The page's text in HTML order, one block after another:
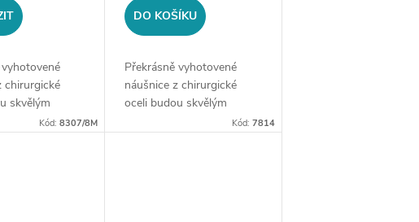
chirurgické
skvělým
Vaší kolekce
Kód:8307/8M
DO KOŠÍKU
Překrásně vyhotovené
náušnice z chirurgické
oceli budou skvělým
doplňkem Vaší kolekceKód: 7814